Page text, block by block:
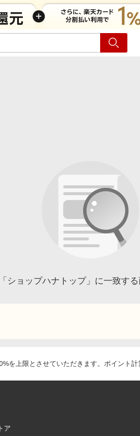
ショップハナトップ」に一致す
を上限とさせていただきます。ポイント計
ア